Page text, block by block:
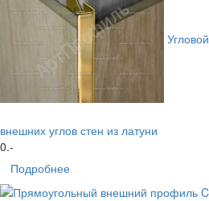
внешних углов стен из латуни
0.-
Подробнее